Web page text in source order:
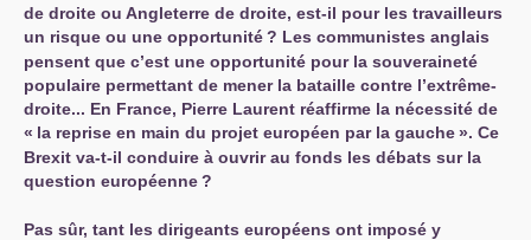
de droite ou Angleterre de droite, est-il pour les travailleurs
un risque ou une opportunité? Les communistes anglais
pensent que c’est une opportunité pour la souveraineté
populaire permettant de mener la bataille contre l’extrême-
droite... En France, Pierre Laurent réaffirme la nécessité de
« la reprise en main du projet européen par la gauche». Ce
Brexit va-t-il conduire à ouvrir au fonds les débats sur la
question européenne?
Pas sûr, tant les dirigeants européens ont imposé y